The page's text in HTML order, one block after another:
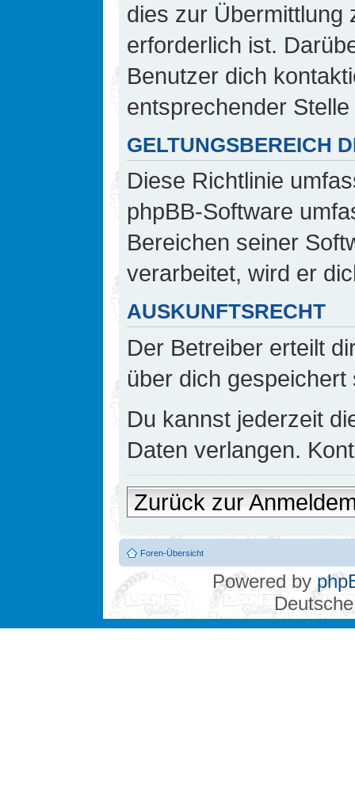
dies zur Übermittlung
erforderlich ist.
Benutzer dich
entsprechender
GELTUNGSBEREICH
Diese Richtlinie
phpBB-Software
Bereichen seiner
verarbeitet, wird er
AUSKUNFTSRECHT
Der Betreiber erteilt
über dich gespeichert
Du kannst jederzeit
Daten verlangen.
Zurück zur
Foren-Übersicht
Powered by